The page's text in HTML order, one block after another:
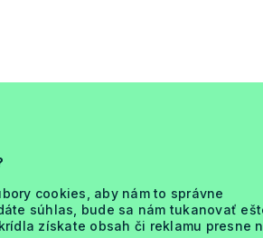
cookies, aby nám to správne
súhlas, bude sa nám tukanovať
získate obsah či reklamu presne